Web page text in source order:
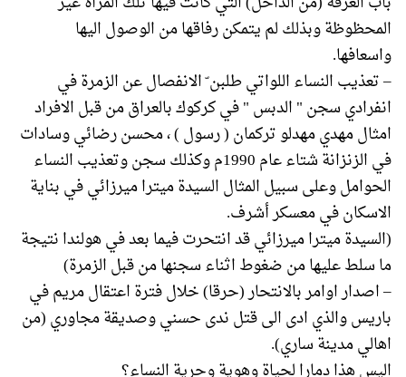
المحظوظة وبذلك لم يتمكن رفاقها من الوصول اليها
واسعافها.
– تعذيب النساء اللواتي طلبن ّ الانفصال عن الزمرة في
انفرادي سجن " الدبس " في كركوك بالعراق من قبل الافراد
امثال مهدي مهدلو تركمان ( رسول ) ، محسن رضائي وسادات
في الزنزانة شتاء عام 1990م وكذلك سجن وتعذيب النساء
الحوامل وعلى سبيل المثال السيدة ميترا ميرزائي في بناية
الاسكان في معسكر أشرف.
(السيدة ميترا ميرزائي قد انتحرت فيما بعد في هولندا نتيجة
ما سلط عليها من ضغوط اثناء سجنها من قبل الزمرة)
– اصدار اوامر بالانتحار (حرقا) خلال فترة اعتقال مريم في
باريس والذي ادى الى قتل ندى حسني وصديقة مجاوري (من
اهالي مدينة ساري).